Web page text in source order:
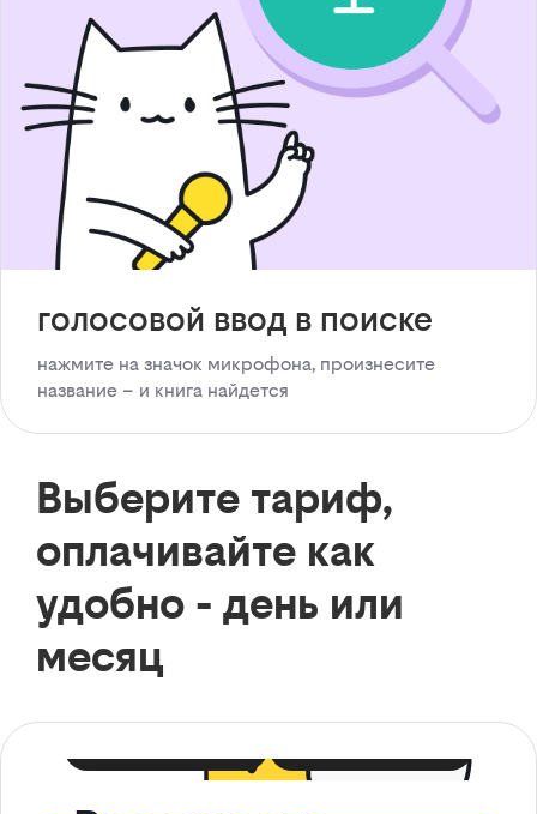
голосовой ввод в поиске
нажмите на значок микрофона, произнесите
название – и книга найдется
Выберите тариф,
оплачивайте как
удобно - день или
месяц